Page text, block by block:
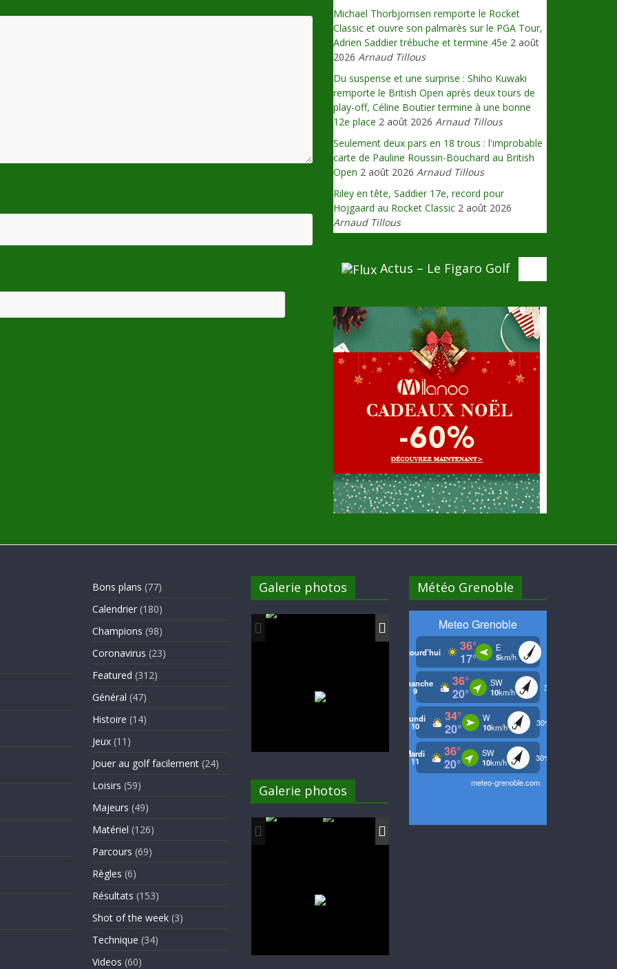
Michael Thorbjornsen remporte le Rocket
Classic et ouvre son palmarès sur le PGA Tour,
Adrien Saddier trébuche et termine 45e 2 août
2026 Arnaud Tillous
Du suspense et une surprise : Shiho Kuwaki
remporte le British Open après deux tours de
play-off, Céline Boutier termine à une bonne
12e place 2 août 2026 Arnaud Tillous
Seulement deux pars en 18 trous : l'improbable
carte de Pauline Roussin-Bouchard au British
Open 2 août 2026 Arnaud Tillous
Riley en tête, Saddier 17e, record pour
Hojgaard au Rocket Classic 2 août 2026
Arnaud Tillous
Actus – Le Figaro Golf
Bons plans (77)
Calendrier (180)
Champions (98)
Coronavirus (23)
Featured (312)
Général (47)
Histoire (14)
Jeux (11)
Jouer au golf facilement (24)
Loisirs (59)
Majeurs (49)
Matériel (126)
Parcours (69)
Règles (6)
Résultats (153)
Shot of the week (3)
Technique (34)
Videos (60)
Galerie photos
Galerie photos
Météo Grenoble